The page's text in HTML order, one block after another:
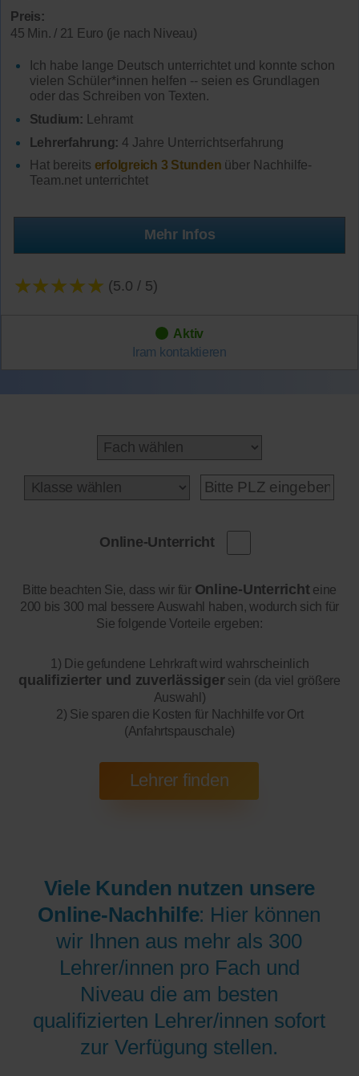
Preis:
45 Min. / 21 Euro (je nach Niveau)
Ich habe lange Deutsch unterrichtet und konnte schon
vielen Schüler*innen helfen -- seien es Grundlagen
oder das Schreiben von Texten.
Studium: Lehramt
Lehrerfahrung: 4 Jahre Unterrichtserfahrung
Hat bereits erfolgreich 3 Stunden über Nachhilfe-
Team.net unterrichtet
Mehr Infos
★★★★★ (5.0 / 5)
Aktiv
Iram kontaktieren
Online-Unterricht
Bitte beachten Sie, dass wir für Online-Unterrichteine
200 bis 300 mal bessere Auswahl haben, wodurch sich für
Sie folgende Vorteile ergeben:
1) Die gefundene Lehrkraft wird wahrscheinlich
qualifizierter und zuverlässigersein (da viel größere
Auswahl)
2) Sie sparen die Kosten für Nachhilfe vor Ort
(Anfahrtspauschale)
Viele Kunden nutzen unsere
Online-Nachhilfe: Hier können
wir Ihnen aus mehr als 300
Lehrer/innen pro Fach und
Niveau die am besten
qualifizierten Lehrer/innen sofort
zur Verfügung stellen.